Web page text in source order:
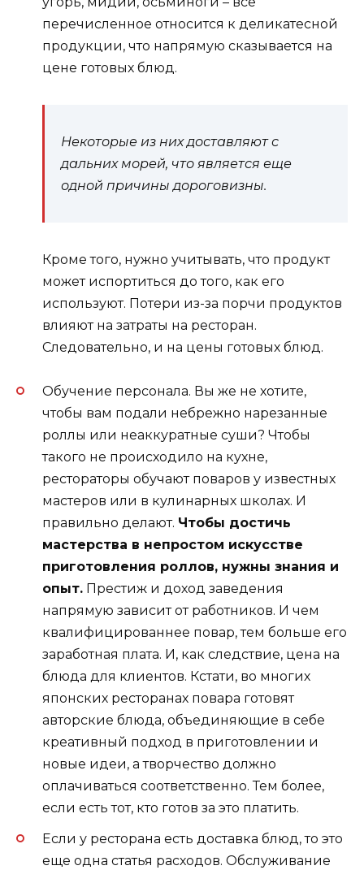
перечисленное относится к деликатесной
продукции, что напрямую сказывается на
цене готовых блюд.
Некоторые из них доставляют с
дальних морей, что является еще
одной причины дороговизны.
Кроме того, нужно учитывать, что продукт
может испортиться до того, как его
используют. Потери из-за порчи продуктов
влияют на затраты на ресторан.
Следовательно, и на цены готовых блюд.
Обучение персонала. Вы же не хотите,
чтобы вам подали небрежно нарезанные
роллы или неаккуратные суши? Чтобы
такого не происходило на кухне,
рестораторы обучают поваров у известных
мастеров или в кулинарных школах. И
правильно делают. Чтобы достичь
мастерства в непростом искусстве
приготовления роллов, нужны знания и
опыт. Престиж и доход заведения
напрямую зависит от работников. И чем
квалифицированнее повар, тем больше его
заработная плата. И, как следствие, цена на
блюда для клиентов. Кстати, во многих
японских ресторанах повара готовят
авторские блюда, объединяющие в себе
креативный подход в приготовлении и
новые идеи, а творчество должно
оплачиваться соответственно. Тем более,
если есть тот, кто готов за это платить.
Если у ресторана есть доставка блюд, то это
еще одна статья расходов. Обслуживание